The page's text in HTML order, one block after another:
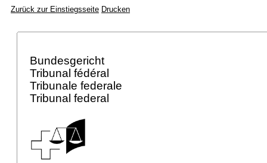
Zurück zur Einstiegsseite Drucken
Bundesgericht
Tribunal fédéral
Tribunale federale
Tribunal federal